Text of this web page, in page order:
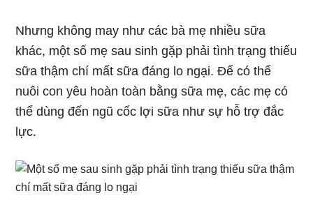
Nhưng không may như các bà mẹ nhiều sữa
khác, một số mẹ sau sinh gặp phải tình trạng thiếu
sữa thậm chí mất sữa đáng lo ngại. Để có thể
nuôi con yêu hoàn toàn bằng sữa mẹ, các mẹ có
thể dùng đến ngũ cốc lợi sữa như sự hỗ trợ đắc
lực.